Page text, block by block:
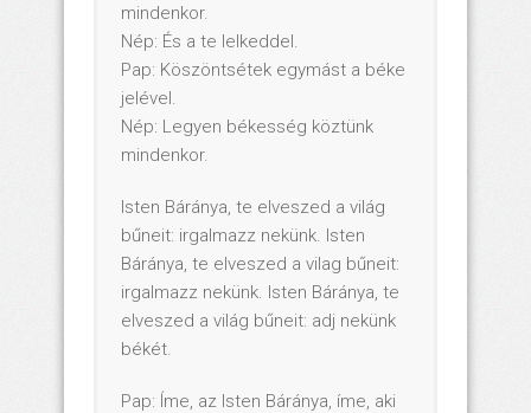
mindenkor.
Nép: És a te lelkeddel.
Pap: Köszöntsétek egymást a béke
jelével.
Nép: Legyen békesség köztünk
mindenkor.
Isten Báránya, te elveszed a világ
bűneit: irgalmazz nekünk. Isten
Báránya, te elveszed a vilag bűneit:
irgalmazz nekünk. Isten Báránya, te
elveszed a világ bűneit: adj nekünk
békét.
Pap: Íme, az Isten Báránya, íme, aki